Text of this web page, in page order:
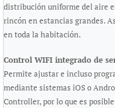
distribución uniforme del aire
rincón en estancias grandes.
en toda la habitación.
Control WIFI integrado de
Permite ajustar e incluso
mediante sistemas iOS o
Controller, por lo que es